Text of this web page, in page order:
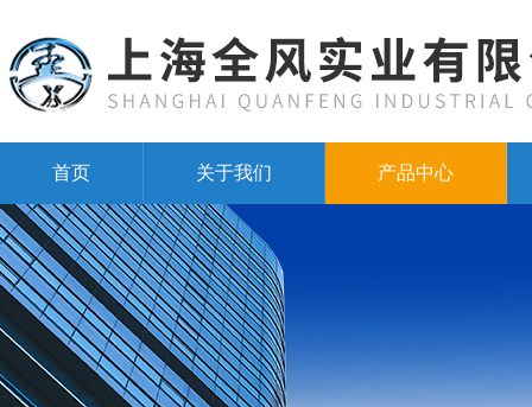
首页 关于我们 产品中心